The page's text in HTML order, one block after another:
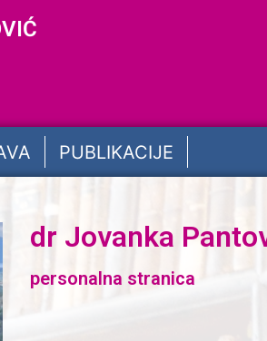
PUBLIKACIJE
dr Jovanka
personalna stranica